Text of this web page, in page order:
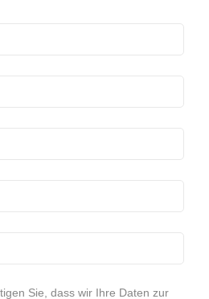
Sie, dass wir Ihre Daten zur